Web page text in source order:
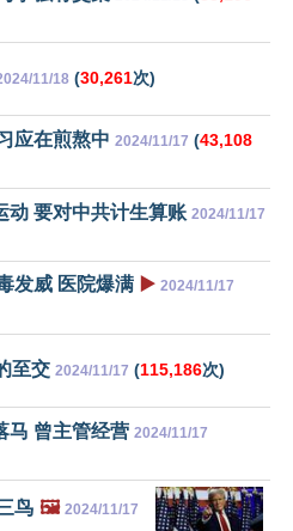
11/18 (30,261次)
应在煎熬中 2024/11/17 (43,108
动 要对中共计生算账 2024/11/17
发威 医院爆满 ▶️ 2024/11/17
至交 2024/11/17 (115,186次)
马 曾主管经营 2024/11/17
鸟 🖼️ 2024/11/17